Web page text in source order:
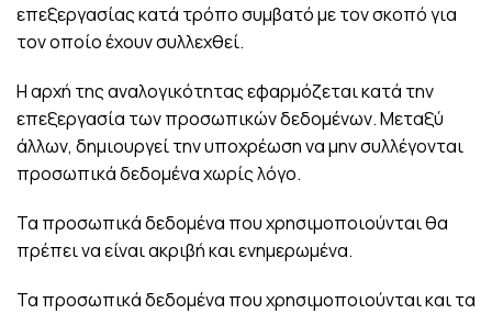
επεξεργασίας κατά τρόπο συμβατό με τον σκοπό για
τον οποίο έχουν συλλεχθεί.
Η αρχή της αναλογικότητας εφαρμόζεται κατά την
επεξεργασία των προσωπικών δεδομένων. Μεταξύ
άλλων, δημιουργεί την υποχρέωση να μην συλλέγονται
προσωπικά δεδομένα χωρίς λόγο.
Τα προσωπικά δεδομένα που χρησιμοποιούνται θα
πρέπει να είναι ακριβή και ενημερωμένα.
Τα προσωπικά δεδομένα που χρησιμοποιούνται και τα